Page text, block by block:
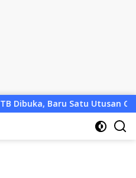
Utusan Calon Muncul